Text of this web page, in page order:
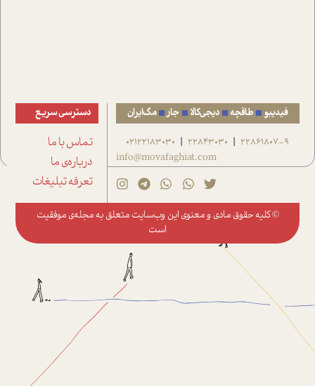
فیدیبو طاقچه دیجی‌کالا جار مگ‌ایران
22861807-9
|
22843030
|
02122183030
info@movafaghiat.com
دسترسی سریع
تماس با ما
درباره‌ی ما
تعرفه تبلیغات
© کلیه حقوق مادی و معنوی این وب‌سایت متعلق به مجله‌ی موفقیت
است